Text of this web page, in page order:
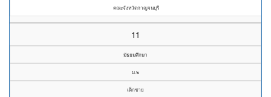
คณะจังหวัดกาญจนบุรี
11
มัธยมศึกษา
ม.๒
เด็กชาย